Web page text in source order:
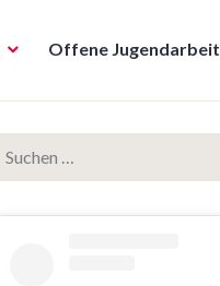
Offene Jugendarbeit
nach: